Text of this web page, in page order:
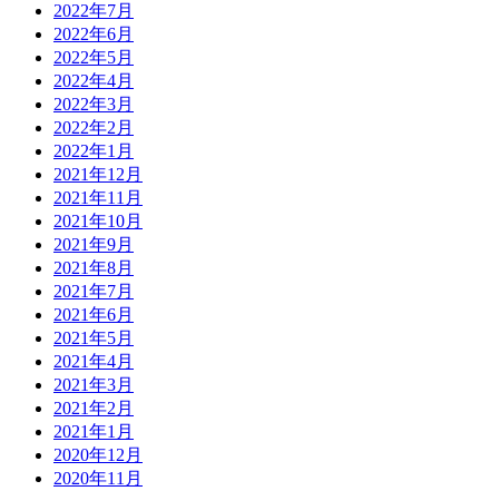
2022年7月
2022年6月
2022年5月
2022年4月
2022年3月
2022年2月
2022年1月
2021年12月
2021年11月
2021年10月
2021年9月
2021年8月
2021年7月
2021年6月
2021年5月
2021年4月
2021年3月
2021年2月
2021年1月
2020年12月
2020年11月